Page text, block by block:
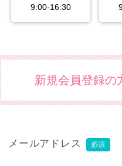
9:00-16:30
新規会員登録の
メールアドレス 必須